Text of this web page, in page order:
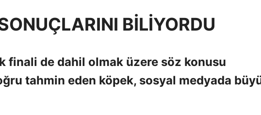
BİLİYORDU
finali de dahil olmak üzere söz konusu
tahmin eden köpek, sosyal medyada